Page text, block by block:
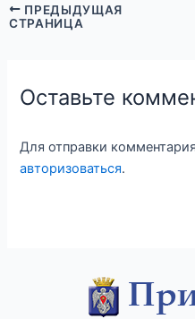
ПРЕДЫДУЩАЯ
СТРАНИЦА
Оставьте
Для отправки
авторизоваться.